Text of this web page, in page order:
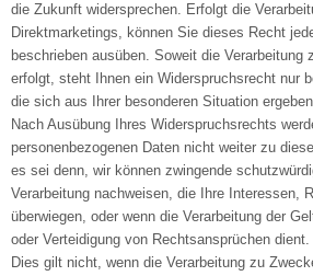
die Zukunft widersprechen. Erfolgt die
Direktmarketings, können Sie dieses Recht
beschrieben ausüben. Soweit die Verarbeitung
erfolgt, steht Ihnen ein Widerspruchsrecht nur
die sich aus Ihrer besonderen Situation
Nach Ausübung Ihres Widerspruchsrechts
personenbezogenen Daten nicht weiter zu
es sei denn, wir können zwingende
Verarbeitung nachweisen, die Ihre Interessen,
überwiegen, oder wenn die Verarbeitung der
oder Verteidigung von Rechtsansprüchen dient.
Dies gilt nicht, wenn die Verarbeitung zu